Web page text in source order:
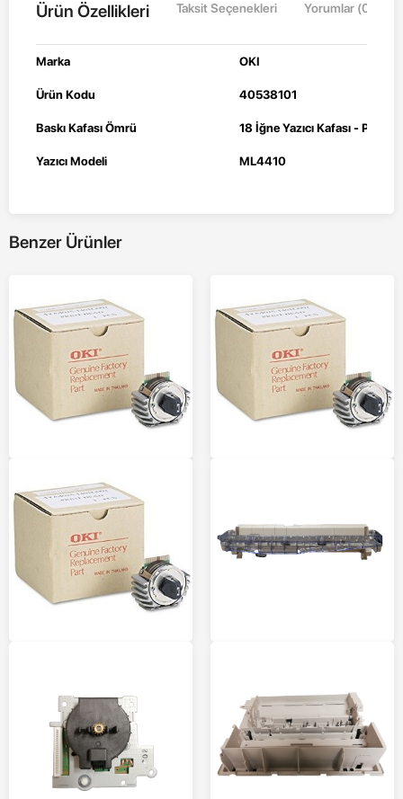
Ürün Özellikleri Taksit Seçenekleri Yorumlar (0)
Marka OKI
Ürün Kodu 40538101
Baskı Kafası Ömrü 18İğne Yazıcı Kafası -
Yazıcı Modeli ML4410
Benzer Ürünler